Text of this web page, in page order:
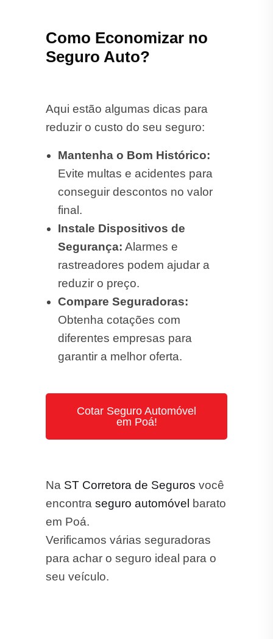
Como Economizar no
Seguro Auto?
Aqui estão algumas dicas para
reduzir o custo do seu seguro:
Mantenha o Bom Histórico:
Evite multas e acidentes para
conseguir descontos no valor
final.
Instale Dispositivos de
Segurança: Alarmes e
rastreadores podem ajudar a
reduzir o preço.
Compare Seguradoras:
Obtenha cotações com
diferentes empresas para
garantir a melhor oferta.
Cotar Seguro Automóvel
em Poá!
Na ST Corretora de Seguros você
encontra seguro automóvel
barato
em Poá.
Verificamos várias seguradoras
para achar o seguro ideal para o
seu veículo.